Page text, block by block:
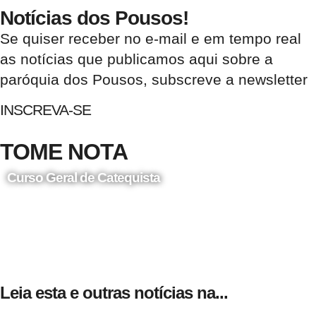
Notícias dos Pousos!
Se quiser receber no e-mail e em tempo real
as notícias que publicamos aqui sobre a
paróquia dos Pousos, subscreve a newsletter
INSCREVA-SE
TOME NOTA
Curso Geral de Catequista
Leia esta e outras notícias na...